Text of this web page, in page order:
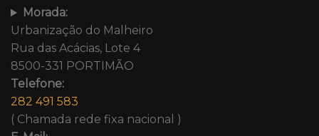
Morada:
Urbanização do Malheiro
Rua das Acácias, Lote 4
8500-331 PORTIMÃO
Telefone:
282 491 583
( Chamada rede fixa nacional )